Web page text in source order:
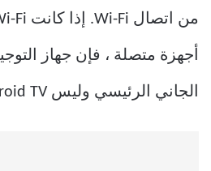
أجهزة متصلة ، فإن جهاز
الجاني الرئيسي وليس Android TV.